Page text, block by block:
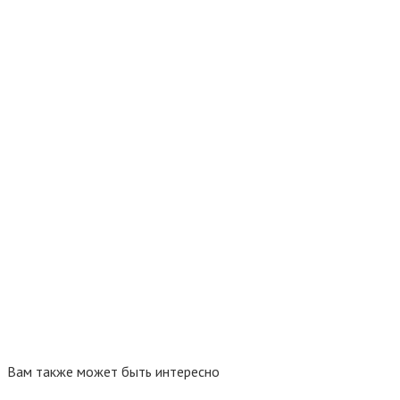
Вам также может быть интересно